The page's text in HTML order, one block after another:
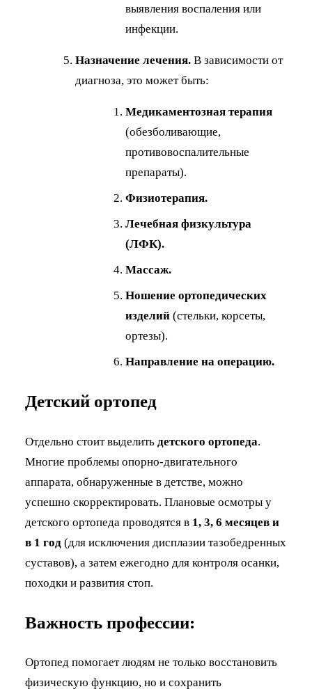
выявления воспаления или
инфекции.
Назначение лечения. В зависимости от
диагноза, это может быть:
Медикаментозная терапия
(обезболивающие,
противовоспалительные
препараты).
Физиотерапия.
Лечебная физкультура
(ЛФК).
Массаж.
Ношение ортопедических
изделий (стельки, корсеты,
ортезы).
Направление на операцию.
Детский ортопед
Отдельно стоит выделить детского ортопеда.
Многие проблемы опорно-двигательного
аппарата, обнаруженные в детстве, можно
успешно скорректировать. Плановые осмотры у
детского ортопеда проводятся в 1, 3, 6 месяцев и
в 1 год (для исключения дисплазии тазобедренных
суставов), а затем ежегодно для контроля осанки,
походки и развития стоп.
Важность профессии:
Ортопед помогает людям не только восстановить
физическую функцию, но и сохранить